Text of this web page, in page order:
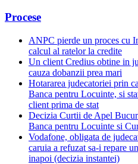
Procese
ANPC pierde un proces cu
calcul al ratelor la credite
Un client Credius obtine in
cauza dobanzii prea mari
Hotararea judecatoriei prin
Banca pentru Locuinte, si
client prima de stat
Decizia Curtii de Apel
Banca pentru Locuinte si
Vodafone, obligata de
caruia a refuzat sa-i repare
inapoi (decizia instantei)